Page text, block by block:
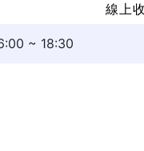
線上
~ 18:30